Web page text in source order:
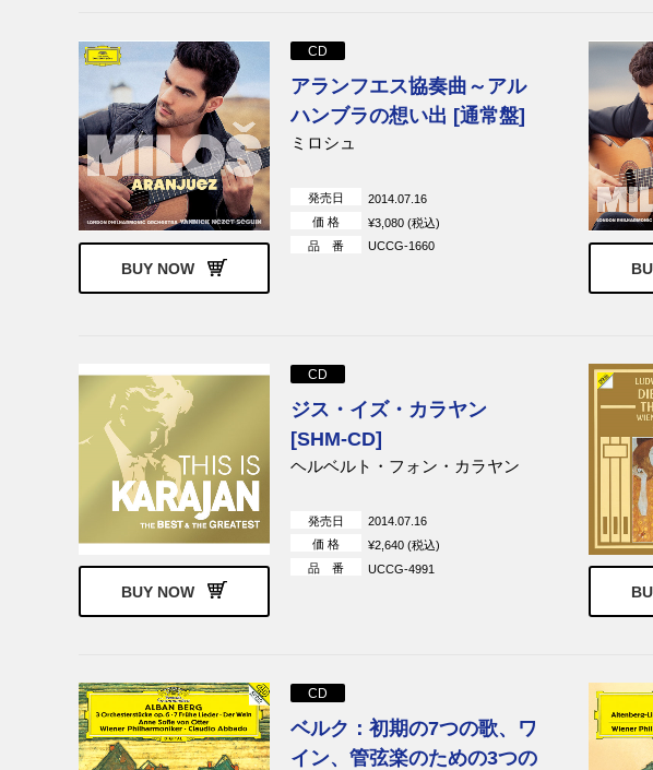
BUY NOW
CD
アランフエス協奏曲～アル
ハンブラの想い出 [通常盤]
ミロシュ
発売日
2014.07.16
価 格
¥3,080 (税込)
品 番
UCCG-1660
BUY NOW
CD
ジス・イズ・カラヤン
[SHM-CD]
ヘルベルト・フォン・カラヤン
発売日
2014.07.16
価 格
¥2,640 (税込)
品 番
UCCG-4991
CD
ベルク：初期の7つの歌、ワ
イン、管弦楽のための3つの